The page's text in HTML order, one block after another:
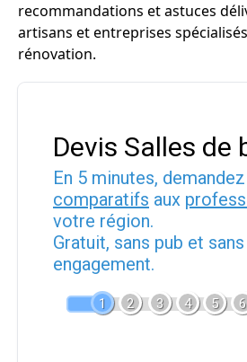
recommandations et astuces
artisans et entreprises
rénovation.
Devis Salles de
En 5 minutes, demandez
comparatifs aux
votre région.
Gratuit, sans pub et sans
engagement.
1 2 3 4 5 6